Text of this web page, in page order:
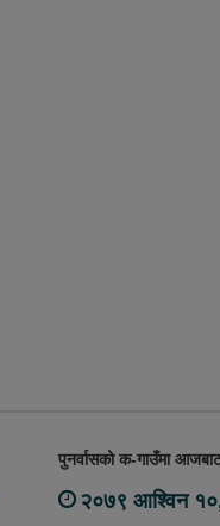
पुनर्वासको क-गाउँमा
२०७९ आश्विन